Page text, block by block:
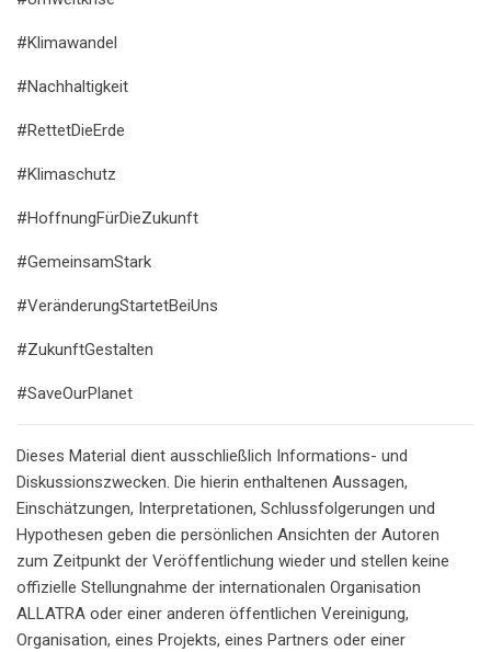
#Klimawandel
#Nachhaltigkeit
#RettetDieErde
#Klimaschutz
#HoffnungFürDieZukunft
#GemeinsamStark
#VeränderungStartetBeiUns
#ZukunftGestalten
#SaveOurPlanet
Dieses Material dient ausschließlich Informations- und
Diskussionszwecken. Die hierin enthaltenen Aussagen,
Einschätzungen, Interpretationen, Schlussfolgerungen und
Hypothesen geben die persönlichen Ansichten der Autoren
zum Zeitpunkt der Veröffentlichung wieder und stellen keine
offizielle Stellungnahme der internationalen Organisation
ALLATRA oder einer anderen öffentlichen Vereinigung,
Organisation, eines Projekts, eines Partners oder einer